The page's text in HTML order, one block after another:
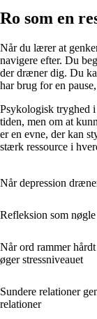
Ro som en
Når du lærer at
navigere efter. Du
der dræner dig. Du
har brug for en
Psykologisk tryghed
tiden, men om at
er en evne, der kan
stærk ressource i
Når depression
Refleksion som
Når ord rammer
øger stressniveauet
Sundere relationer
relationer